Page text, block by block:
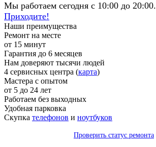
Мы работаем сегодня с 10:00 до 20:00.
Приходите!
Наши преимущества
Ремонт на месте
от 15 минут
Гарантия до 6 месяцев
Нам доверяют тысячи людей
4 сервисных центра (карта)
Мастера с опытом
от 5 до 24 лет
Работаем без выходных
Удобная парковка
Скупка телефонов и ноутбуков
Проверить статус ремонта